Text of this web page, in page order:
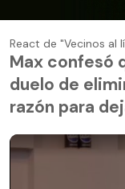
React de "Vecinos al
Max confesó
duelo de
razón para